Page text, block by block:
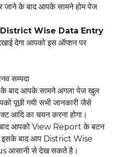
जाने के बाद आपके सामने होम पेज
District Wise Data Entry
देगा आपको इस ऑप्शन पर
बाद आपके सामने अगला पेज खुल
पूछी गयी सभी जानकारी जैसे
आदि का चयन करना होगा।
बाद आपको View Report के बटन
इसके बाद आप District Wise
आसानी से देख सकते है।